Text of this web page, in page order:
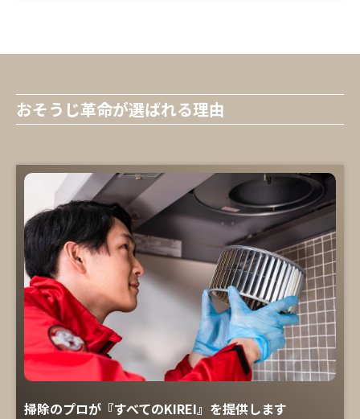
おそうじ革命が選ばれる理由
掃除のプロが『すべてのKIREI』を提供します